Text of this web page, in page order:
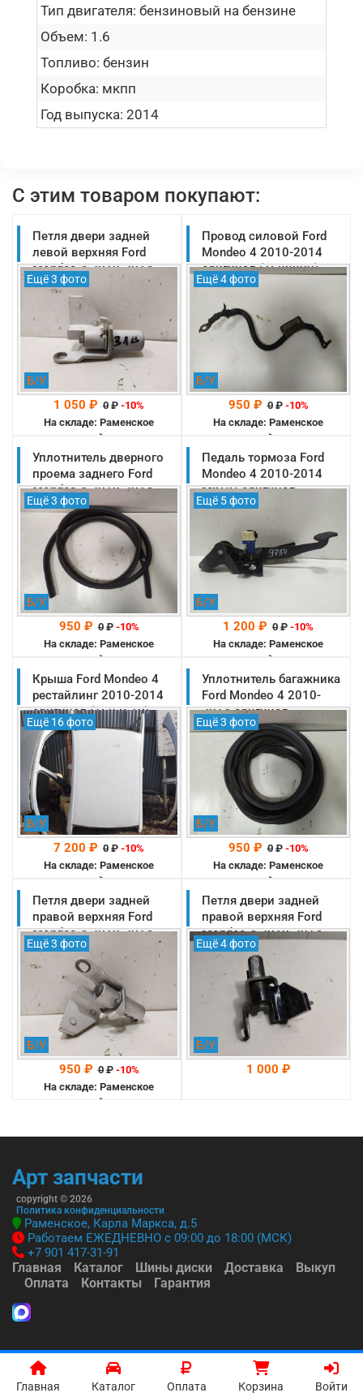
Главная Каталог Оплата Корзина Войти
Тип двигателя: бензиновый на бензине
Объем: 1.6
Топливо: бензин
Коробка: мкпп
Год выпуска: 2014
С этим товаром покупают:
Петля двери задней
левой верхняя Ford
Mondeo 4 2010-2014
оригинал (1529957)
Ещё 3 фото
Б/У
1 050 ₽ 0 ₽ -10%
На складе: Раменское
-->
Провод силовой Ford
Mondeo 4 2010-2014
оригинал (1688899)
Ещё 4 фото
Б/У
950 ₽ 0₽ -10%
На складе: Раменское
-->
Уплотнитель дверного
проема заднего Ford
Mondeo 4 2010-2014
оригинал (1671633)
Ещё 3 фото
Б/У
950 ₽ 0₽ -10%
На складе: Раменское
-->
Педаль тормоза Ford
Mondeo 4 2010-2014
МКПП оригинал
(1675551)
Ещё 5 фото
Б/У
1 200 ₽ 0 ₽ -10%
На складе: Раменское
-->
Крыша Ford Mondeo 4
рестайлинг 2010-2014
оригинал (1697510)
Ещё 16 фото
Б/У
7 200 ₽ 0 ₽ -10%
На складе: Раменское
-->
Уплотнитель багажника
Ford Mondeo 4 2010-
2014 оригинал
(1502475)
Ещё 3 фото
Б/У
950 ₽ 0₽ -10%
На складе: Раменское
-->
Петля двери задней
правой верхняя Ford
Mondeo 4 2010-2014
оригинал (1529956)
Ещё 3 фото
Б/У
950 ₽ 0₽ -10%
На складе: Раменское
-->
Петля двери задней
правой верхняя Ford
Mondeo 4 2010-2014
оригинал (1529956)
Ещё 4 фото
Б/У
1 000 ₽
-->
Арт запчасти
copyright © 2026
Политика конфиденциальности
Раменское, Карла Маркса, д.5
Работаем ЕЖЕДНЕВНО с 09:00 до 18:00 (МСК)
+7 901 417-31-91
Главная Каталог Шины диски Доставка
Выкуп
Оплата
Контакты Гарантия